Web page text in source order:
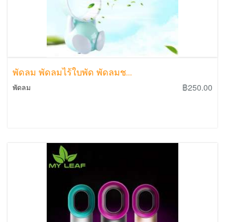
พัดลม พัดลมไร้ใบพัด พัดลมช...
พัดลม ฿250.00